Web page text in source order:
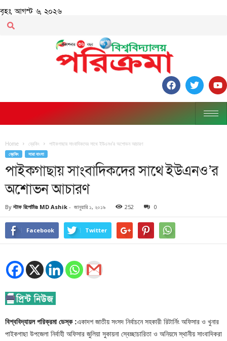
বৃহঃ, আগস্ট ৬, ২০২৬
Home ব্রেকিং পাইকগাছায় সাংবাদিকদের সাথে ইউএনও’র অশোভন আচারণ
ব্রেকিং সারা বাংলা
পাইকগাছায় সাংবাদিকদের সাথে ইউএনও’র
অশোভন আচারণ
By স্টাফ রিপোর্টারঃ MD Ashik - জানুয়ারি ১, ২০১৯ 252 0
Facebook Twitter
বিশ্ববিদ্যায়ল পরিক্রমা ডেস্ক :একাদশ জাতীয় সংসদ নির্বাচনে সহকারী রিটার্নিং অফিসার ও খুনার
পাইকগাছা উপজেলা নির্বাহী অফিসার জুলিয়া সুকায়না স্বেচ্ছাচারিতা ও অনিয়মে স্থানীয় সাংবাদিকরা